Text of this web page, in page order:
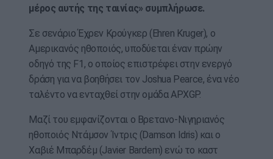
μέρος αυτής της ταινίας» συμπλήρωσε.
Σε σενάριο Έχρεν Κρούγκερ (Ehren Kruger), ο
Αμερικανός ηθοποιός, υποδύεται έναν πρώην
οδηγό της F1, ο οποίος επιστρέφει στην ενεργό
δράση για να βοηθήσει τον Joshua Pearce, ένα νέο
ταλέντο να ενταχθεί στην ομάδα APXGP.
Μαζί του εμφανίζονται ο Βρετανο-Νιγηριανός
ηθοποιός Ντάμσον Ίντρις (Damson Idris) και ο
Χαβιέ Μπαρδέμ (Javier Bardem) ενώ το καστ